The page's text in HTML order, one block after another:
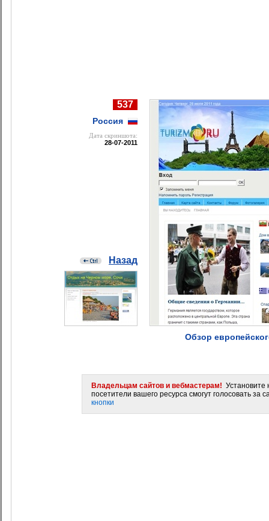
537
Россия
Дата cкриншота:
28-07-2011
Назад
Обзор
Владельцам сайтов и вебмастерам! Установите
посетители вашего ресурса смогут голосовать за
кнопки